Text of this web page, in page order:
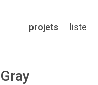
projets liste
Gray